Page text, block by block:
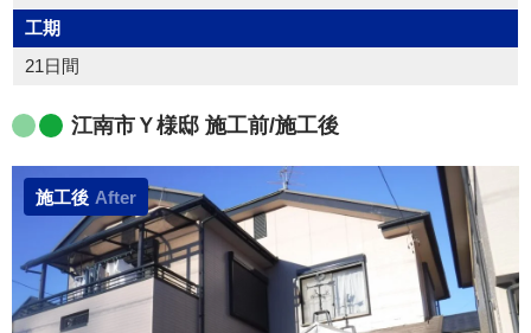
工期
21日間
江南市Ｙ様邸 施工前/施工後
施工後 After